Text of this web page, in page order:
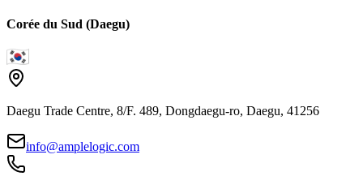
Corée du Sud (Daegu)
Daegu Trade Centre, 8/F. 489, Dongdaegu-ro, Daegu, 41256
info@amplelogic.com